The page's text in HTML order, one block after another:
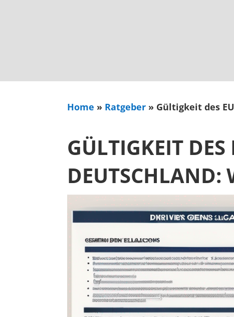
Home » Ratgeber » Gültigkeit des
GÜLTIGKEIT
DEUTSCHLAND: